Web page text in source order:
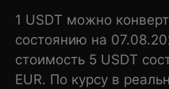
1 USDT можно
состоянию на
стоимость 5 USDT
EUR. По курсу в